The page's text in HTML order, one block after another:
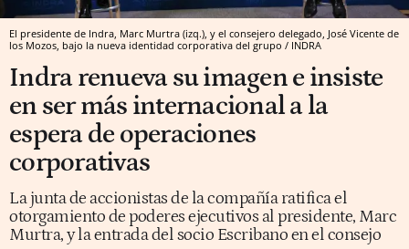
El presidente de Indra, Marc Murtra (izq.), y el consejero delegado, José Vicente de
los Mozos, bajo la nueva identidad corporativa del grupo / INDRA
Indra renueva su imagen e insiste
en ser más internacional a la
espera de operaciones
corporativas
La junta de accionistas de la compañía ratifica el
otorgamiento de poderes ejecutivos al presidente, Marc
Murtra, y la entrada del socio Escribano en el consejo